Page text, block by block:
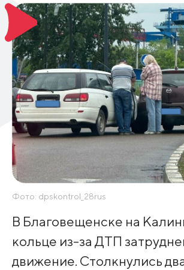
Фото: dpskontrol_28rus
В Благовещенске на
кольце из-за ДТП
движение. Столкнулись